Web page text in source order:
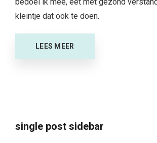
kleintje dat ook te doen.
LEES MEER
single post sidebar